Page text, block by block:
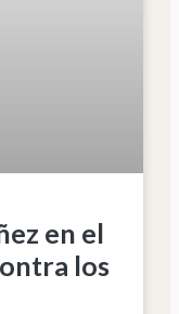
en el
los